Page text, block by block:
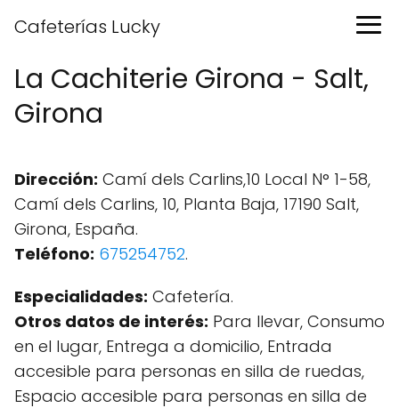
Cafeterías Lucky
La Cachiterie Girona - Salt,
Girona
Dirección: Camí dels Carlins,10 Local N° 1-58,
Camí dels Carlins, 10, Planta Baja, 17190 Salt,
Girona, España.
Teléfono: 675254752.
Especialidades: Cafetería.
Otros datos de interés: Para llevar, Consumo
en el lugar, Entrega a domicilio, Entrada
accesible para personas en silla de ruedas,
Espacio accesible para personas en silla de